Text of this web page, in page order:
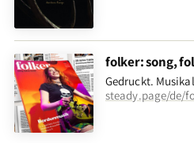
folker: song,
Gedruckt.
steady.page/de/